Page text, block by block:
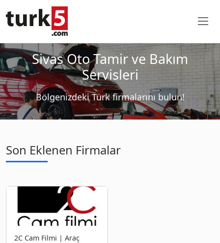
Sivas Oto Tamir ve Bakım
Servisleri
Bölgenizdeki Türk firmalarını bulun!
Son Eklenen Firmalar
2C Cam Filmi | Araç